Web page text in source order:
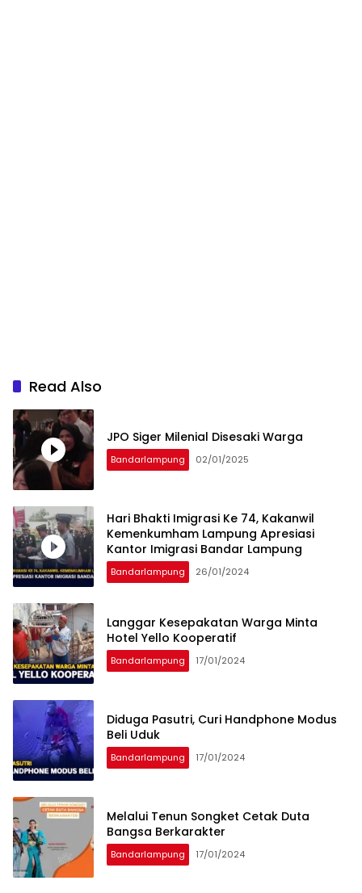
Read Also
JPO Siger Milenial Disesaki Warga
Bandarlampung 02/01/2025
Hari Bhakti Imigrasi Ke 74, Kakanwil
Kemenkumham Lampung Apresiasi
Kantor Imigrasi Bandar Lampung
Bandarlampung 26/01/2024
Langgar Kesepakatan Warga Minta
Hotel Yello Kooperatif
Bandarlampung 17/01/2024
Diduga Pasutri, Curi Handphone Modus
Beli Uduk
Bandarlampung 17/01/2024
Melalui Tenun Songket Cetak Duta
Bangsa Berkarakter
Bandarlampung 17/01/2024